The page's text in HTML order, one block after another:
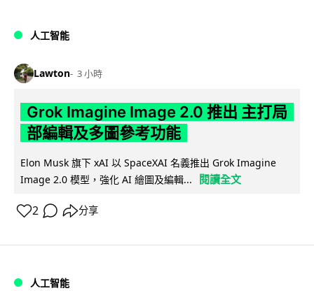
人工智能
Lawton 3 小時
Grok Imagine Image 2.0 推出 主打局
部編輯及多圖參考功能
Elon Musk 旗下 xAI 以 SpaceXAI 名義推出 Grok Imagine
Image 2.0 模型，強化 AI 繪圖及編輯...
閱讀全文
2 分享
人工智能